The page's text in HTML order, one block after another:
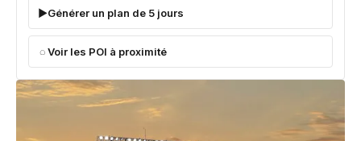
Générer un plan de 5 jours
Voir les POI à proximité